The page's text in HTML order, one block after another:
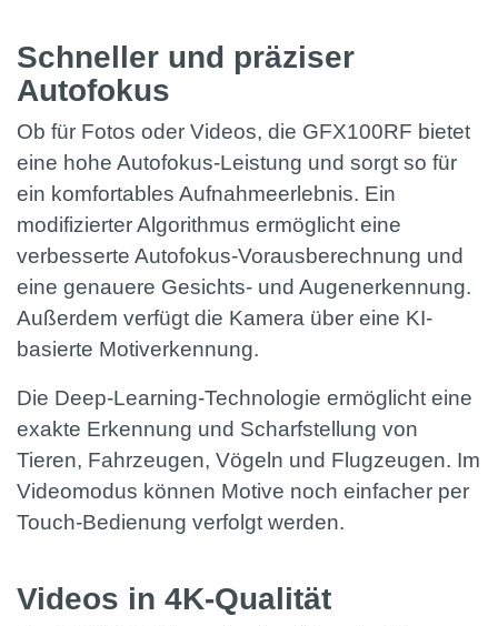
Schneller und präziser
Autofokus
Ob für Fotos oder Videos, die GFX100RF bietet
eine hohe Autofokus-Leistung und sorgt so für
ein komfortables Aufnahmeerlebnis. Ein
modifizierter Algorithmus ermöglicht eine
verbesserte Autofokus-Vorausberechnung und
eine genauere Gesichts- und Augenerkennung.
Außerdem verfügt die Kamera über eine KI-
basierte Motiverkennung.
Die Deep-Learning-Technologie ermöglicht eine
exakte Erkennung und Scharfstellung von
Tieren, Fahrzeugen, Vögeln und Flugzeugen. Im
Videomodus können Motive noch einfacher per
Touch-Bedienung verfolgt werden.
Videos in 4K-Qualität